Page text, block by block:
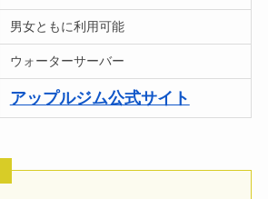
男女ともに利用可能
ウォーターサーバー
アップルジム公式サイト